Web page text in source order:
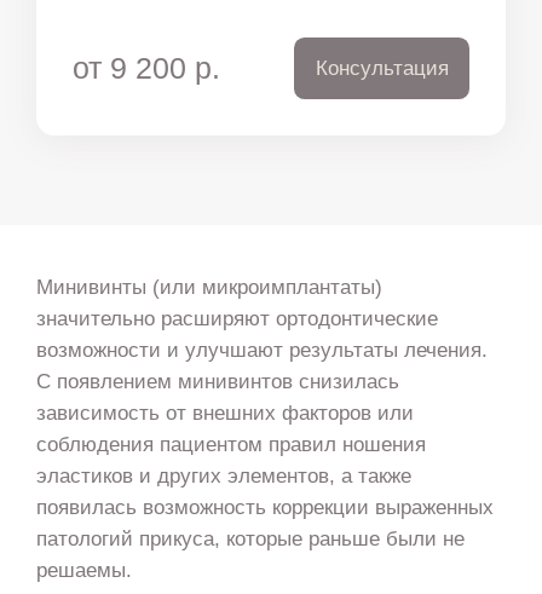
от 9 200 р. Консультация
Минивинты (или микроимплантаты)
значительно расширяют ортодонтические
возможности и улучшают результаты лечения.
С появлением минивинтов снизилась
зависимость от внешних факторов или
соблюдения пациентом правил ношения
эластиков и других элементов, а также
появилась возможность коррекции выраженных
патологий прикуса, которые раньше были не
решаемы.